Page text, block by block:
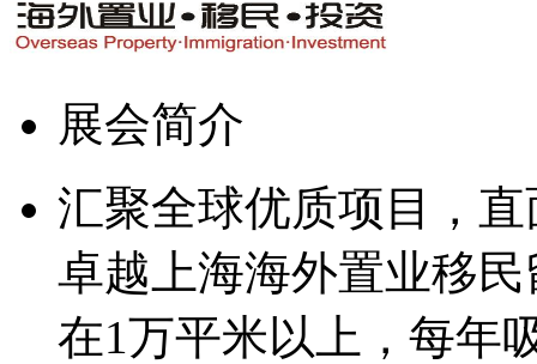
展会简介
汇聚全球优质项目，
卓越上海海外置业移
在1万平米以上，每年